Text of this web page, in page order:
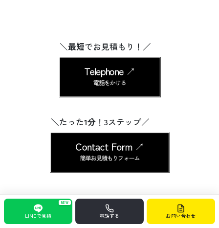
＼最短でお見積もり！／
Telephone ↗︎
電話をかける
＼たった1分！3ステップ／
Contact Form ↗︎
簡単お見積もりフォーム
NEW
LINEで見積 電話する お問い合わせ